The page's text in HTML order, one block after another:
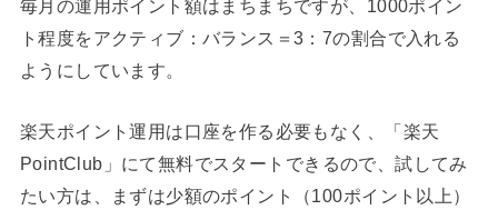
毎月の運用ポイント額はまちまちですが、1000ポイン
ト程度をアクティブ：バランス＝3：7の割合で入れる
ようにしています。
楽天ポイント運用は口座を作る必要もなく、「楽天
PointClub」にて無料でスタートできるので、試してみ
たい方は、まずは少額のポイント（100ポイント以上）